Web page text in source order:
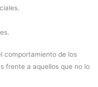
comportamiento de los
frente a aquellos que no lo